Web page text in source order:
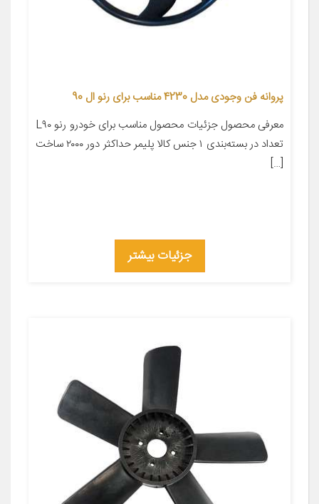
پروانه فن وجودی مدل 4230 مناسب برای رنو ال 90
معرفی محصول جزئیات محصول مناسب برای خودرو رنو L۹۰
تعداد در بسته‌بندی ۱ جنس کالا پلیمر حداکثر دور ۲۰۰۰ ساخت
[…]
جزئیات بیشتر